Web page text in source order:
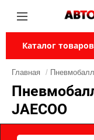
Каталог товаров
Главная /
JAECOO